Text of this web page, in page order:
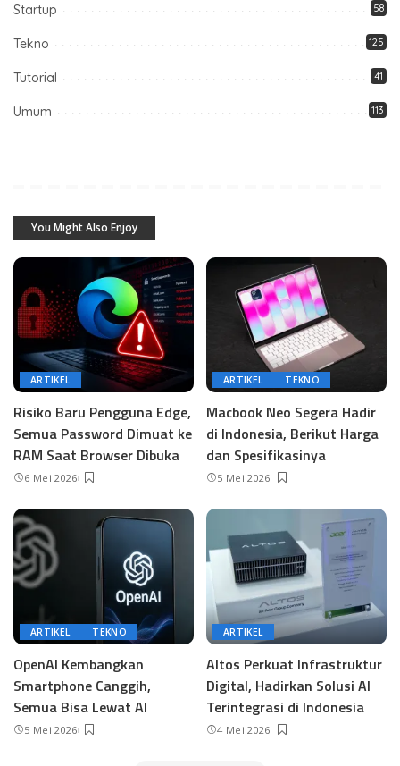
Startup 58
Tekno 125
Tutorial 41
Umum 113
You Might Also Enjoy
ARTIKEL
Risiko Baru Pengguna Edge,
Semua Password Dimuat ke
RAM Saat Browser Dibuka
6 Mei 2026
ARTIKEL TEKNO
Macbook Neo Segera Hadir
di Indonesia, Berikut Harga
dan Spesifikasinya
5 Mei 2026
ARTIKEL TEKNO
OpenAI Kembangkan
Smartphone Canggih,
Semua Bisa Lewat AI
5 Mei 2026
ARTIKEL
Altos Perkuat Infrastruktur
Digital, Hadirkan Solusi AI
Terintegrasi di Indonesia
4 Mei 2026